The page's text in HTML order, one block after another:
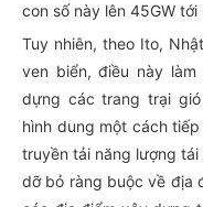
con số này lên 45GW tới
Tuy nhiên, theo Ito,
ven biển, điều này
dựng các trang trại
hình dung một cách
truyền tải năng lượng tái
dỡ bỏ ràng buộc về địa